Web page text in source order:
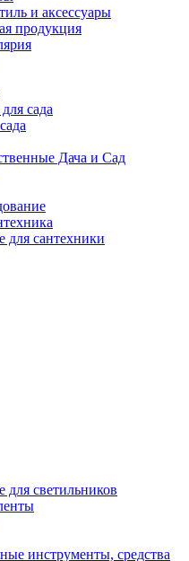
и аксессуары
продукция
сада
Дача и Сад
сантехники
светильников
инструменты, средства